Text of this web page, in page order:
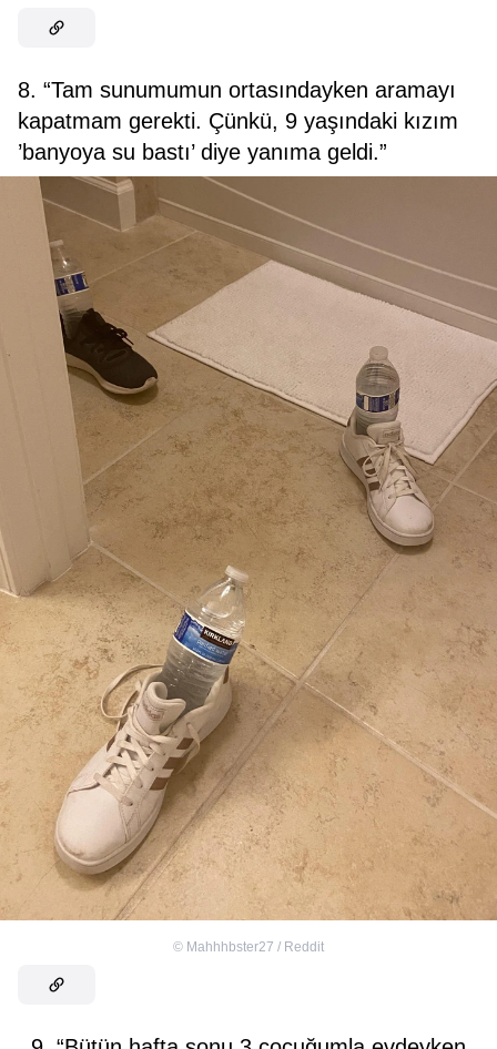
8. “Tam sunumumun ortasındayken aramayı
kapatmam gerekti. Çünkü, 9 yaşındaki kızım
’banyoya su bastı’ diye yanıma geldi.”
© Mahhhbster27 / Reddit